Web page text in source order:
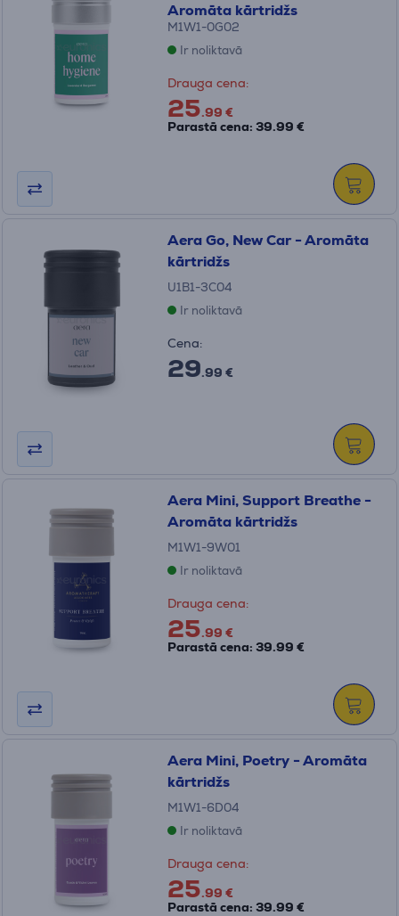
Aromāta kārtridžs
M1W1-0G02
Ir noliktavā
Drauga cena:
25.99 €
Parastā cena: 39.99 €
Aera Go, New Car - Aromāta
kārtridžs
U1B1-3C04
Ir noliktavā
Cena:
29.99 €
Aera Mini, Support Breathe -
Aromāta kārtridžs
M1W1-9W01
Ir noliktavā
Drauga cena:
25.99 €
Parastā cena: 39.99 €
Aera Mini, Poetry - Aromāta
kārtridžs
M1W1-6D04
Ir noliktavā
Drauga cena:
25.99 €
Parastā cena: 39.99 €